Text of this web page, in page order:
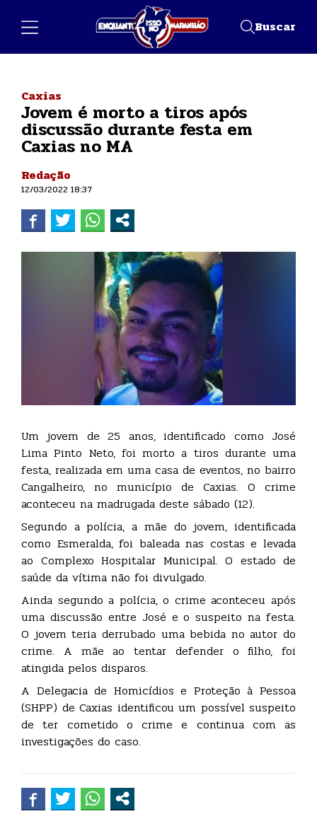
Buscar
Caxias
Jovem é morto a tiros após
discussão durante festa em
Caxias no MA
Redação
12/03/2022 18:37
Um jovem de 25 anos, identificado como José
Lima Pinto Neto, foi morto a tiros durante uma
festa, realizada em uma casa de eventos, no bairro
Cangalheiro, no município de Caxias. O crime
aconteceu na madrugada deste sábado (12).
Segundo a polícia, a mãe do jovem, identificada
como Esmeralda, foi baleada nas costas e levada
ao Complexo Hospitalar Municipal. O estado de
saúde da vítima não foi divulgado.
Ainda segundo a polícia, o crime aconteceu após
uma discussão entre José e o suspeito na festa.
O jovem teria derrubado uma bebida no autor do
crime. A mãe ao tentar defender o filho, foi
atingida pelos disparos.
A Delegacia de Homicídios e Proteção à Pessoa
(SHPP) de Caxias identificou um possível suspeito
de ter cometido o crime e continua com as
investigações do caso.